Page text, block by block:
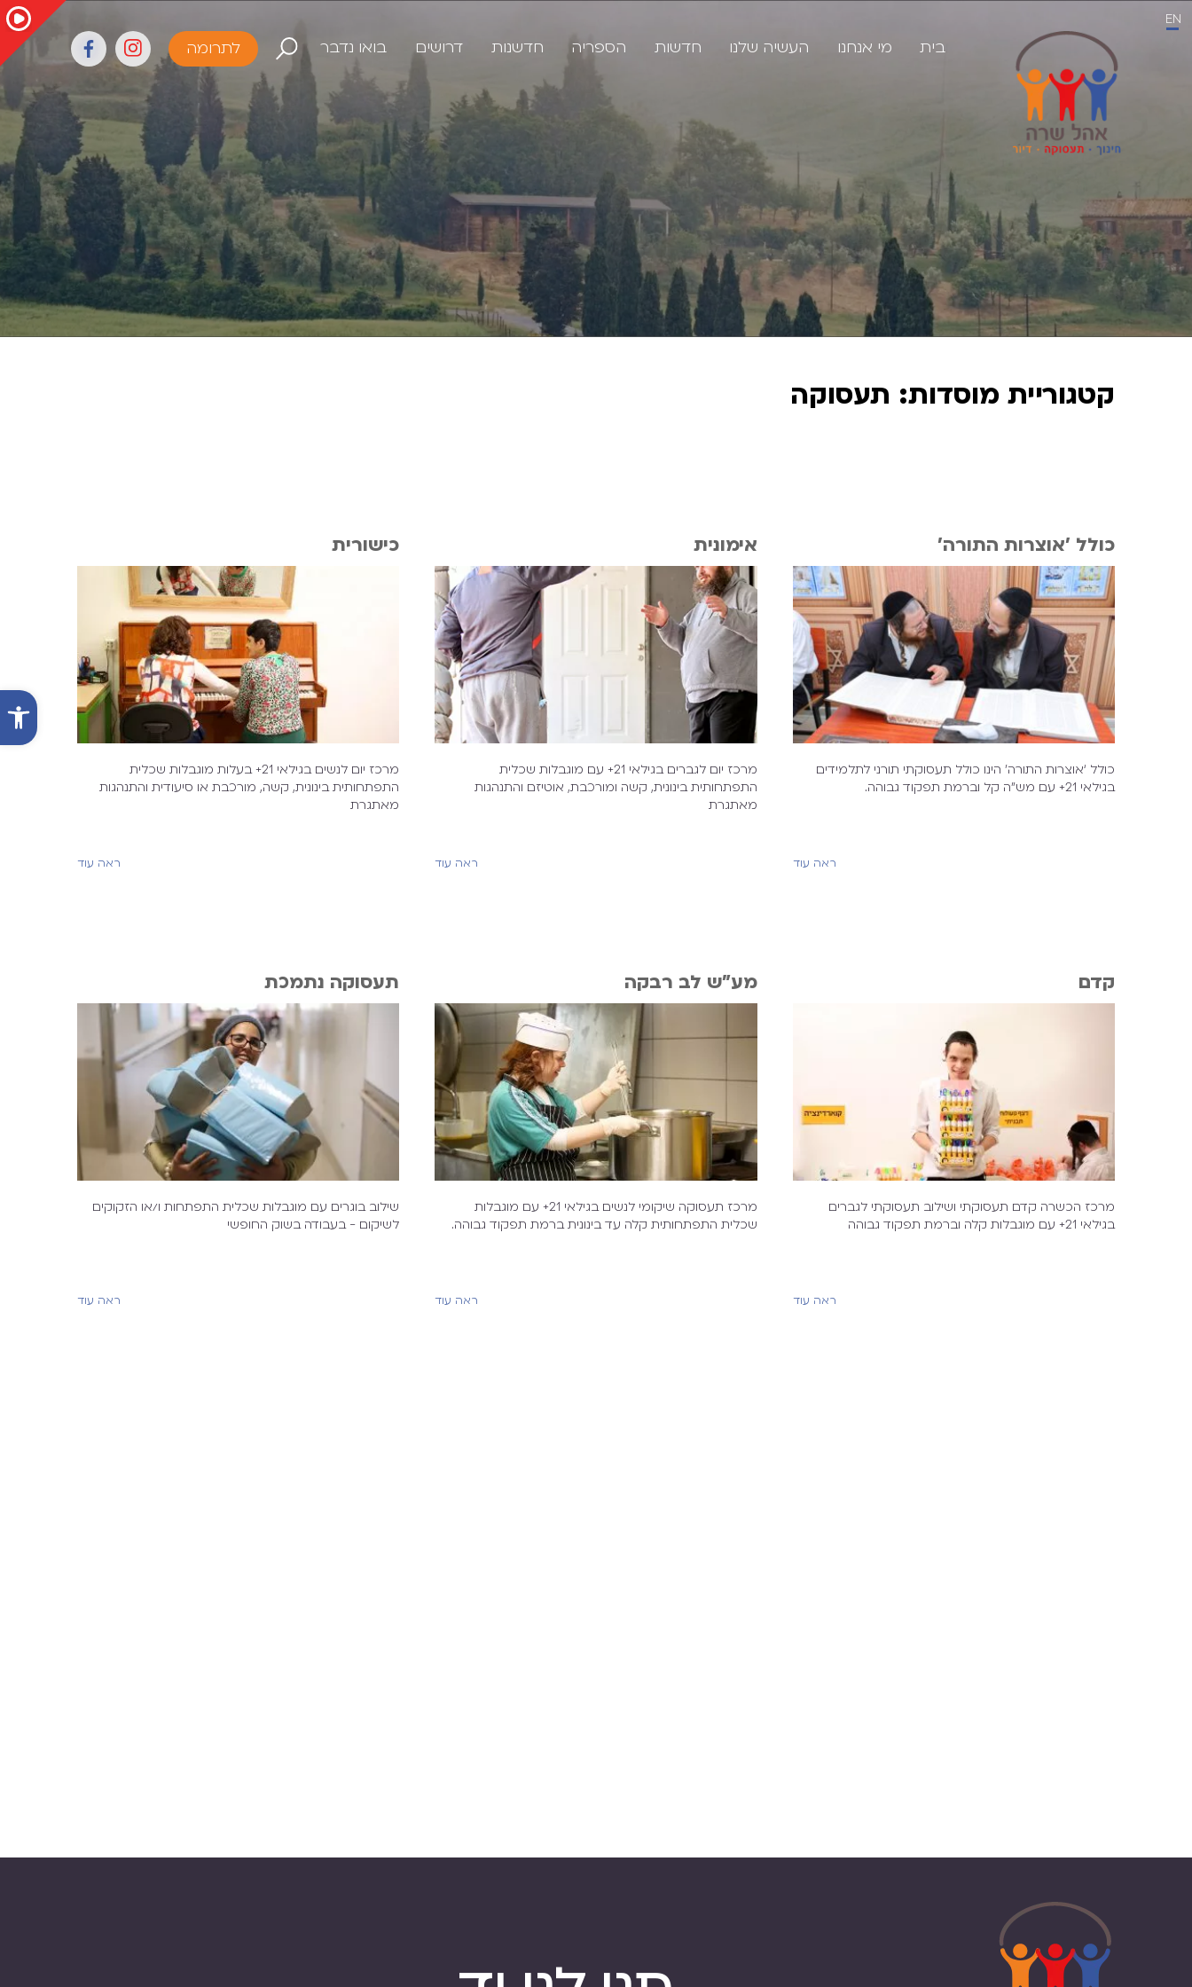
פתח
EN
בית מי אנחנו העשיה שלנו חדשות הספריה חדשנות דרושים בואו נדבר לתרומה
קטגוריית מוסדות: תעסוקה
כולל 'אוצרות התורה'
כולל ‘אוצרות התורה’ הינו כולל תעסוקתי תורני לתלמידים
בגילאי 21+ עם מש”ה קל וברמת תפקוד גבוהה.
ראה עוד
אימונית
מרכז יום לגברים בגילאי 21+ עם מוגבלות שכלית
התפתחותית בינונית, קשה ומורכבת, אוטיזם והתנהגות
מאתגרת
ראה עוד
כישורית
מרכז יום לנשים בגילאי 21+ בעלות מוגבלות שכלית
התפתחותית בינונית, קשה, מורכבת או סיעודית והתנהגות
מאתגרת
ראה עוד
קדם
מרכז הכשרה קדם תעסוקתי ושילוב תעסוקתי לגברים
בגילאי 21+ עם מוגבלות קלה וברמת תפקוד גבוהה
ראה עוד
מע"ש לב רבקה
מרכז תעסוקה שיקומי לנשים בגילאי 21+ עם מוגבלות
שכלית התפתחותית קלה עד בינונית ברמת תפקוד גבוהה.
ראה עוד
תעסוקה נתמכת
שילוב בוגרים עם מוגבלות שכלית התפתחות ו/או הזקוקים
לשיקום - בעבודה בשוק החופשי
ראה עוד